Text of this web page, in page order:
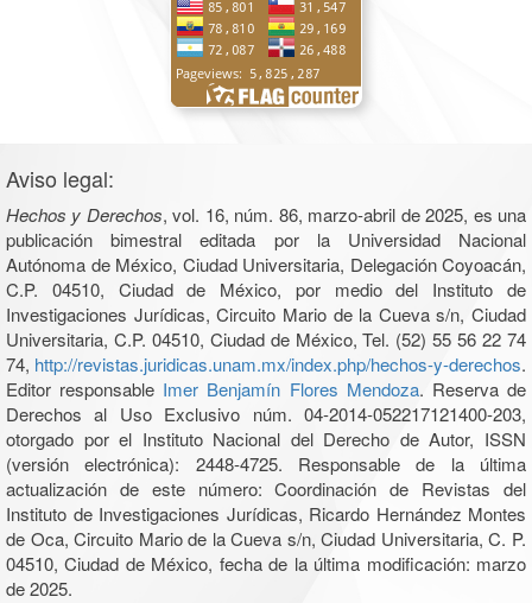
Aviso legal:
Hechos y Derechos, vol. 16, núm. 86, marzo-abril de 2025, es una
publicación bimestral editada por la Universidad Nacional
Autónoma de México, Ciudad Universitaria, Delegación Coyoacán,
C.P. 04510, Ciudad de México, por medio del Instituto de
Investigaciones Jurídicas, Circuito Mario de la Cueva s/n, Ciudad
Universitaria, C.P. 04510, Ciudad de México, Tel. (52) 55 56 22 74
74, http://revistas.juridicas.unam.mx/index.php/hechos-y-derechos.
Editor responsable Imer Benjamín Flores Mendoza. Reserva de
Derechos al Uso Exclusivo núm. 04-2014-052217121400-203,
otorgado por el Instituto Nacional del Derecho de Autor, ISSN
(versión electrónica): 2448-4725. Responsable de la última
actualización de este número: Coordinación de Revistas del
Instituto de Investigaciones Jurídicas, Ricardo Hernández Montes
de Oca, Circuito Mario de la Cueva s/n, Ciudad Universitaria, C. P.
04510, Ciudad de México, fecha de la última modificación: marzo
de 2025.